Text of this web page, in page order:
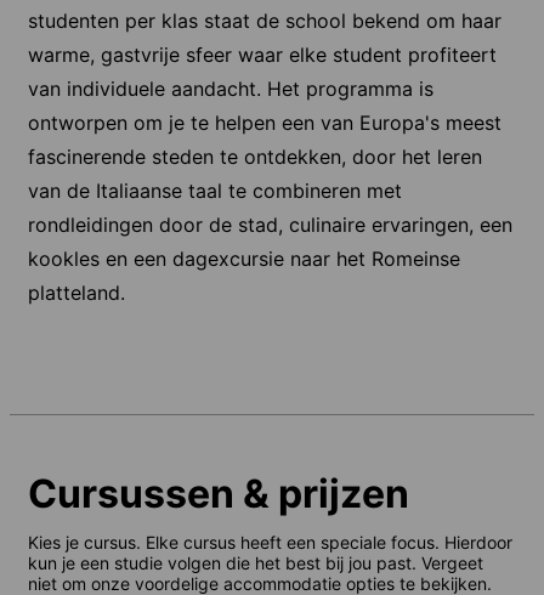
studenten per klas staat de school bekend om haar
warme, gastvrije sfeer waar elke student profiteert
van individuele aandacht. Het programma is
ontworpen om je te helpen een van Europa's meest
fascinerende steden te ontdekken, door het leren
van de Italiaanse taal te combineren met
rondleidingen door de stad, culinaire ervaringen, een
kookles en een dagexcursie naar het Romeinse
platteland.
Cursussen & prijzen
Kies je cursus. Elke cursus heeft een speciale focus. Hierdoor
kun je een studie volgen die het best bij jou past. Vergeet
niet om onze voordelige accommodatie opties te bekijken.